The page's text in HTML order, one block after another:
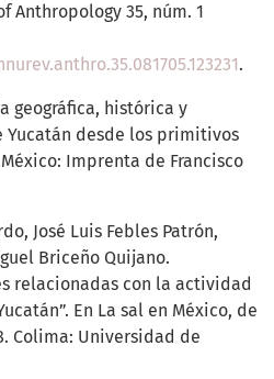
Anthropology 35, núm. 1
.
geográfica, histórica y
desde los primitivos
Imprenta de Francisco
José Luis Febles Patrón,
Briceño Quijano.
relacionadas con la actividad
En La sal en México, de
Colima: Universidad de